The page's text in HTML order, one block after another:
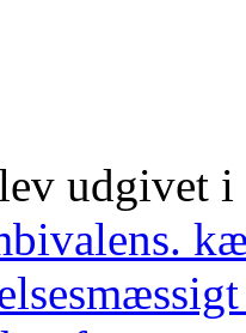
udgivet i